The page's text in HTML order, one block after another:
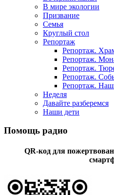
В мире экологии
Призвание
Семья
Круглый стол
Репортаж
Репортаж.
Репортаж.
Репортаж.
Репортаж.
Репортаж.
Неделя
Давайте разберемся
Наши дети
Помощь радио
QR-код для